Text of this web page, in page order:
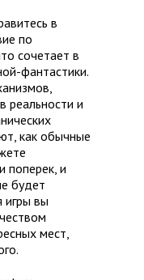
в
по
сочетает в
фантастики.
реальности и
как обычные
поперек, и
будет
игры вы
мест,